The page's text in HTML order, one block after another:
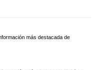
más destacada de